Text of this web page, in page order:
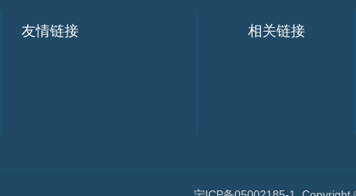
友情链接 相关链接